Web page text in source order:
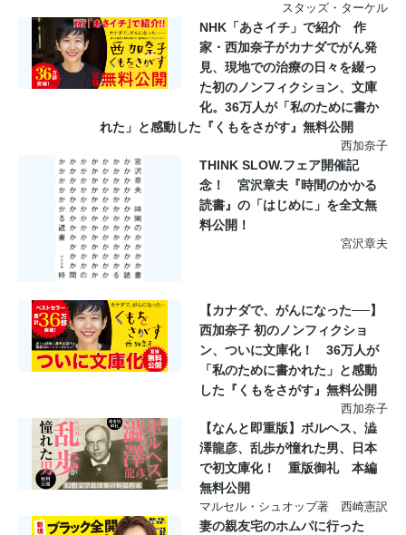
スタッズ・ターケル
NHK「あさイチ」で紹介 作
家・西加奈子がカナダでがん発
見、現地での治療の日々を綴っ
た初のノンフィクション、文庫
化。36万人が「私のために書か
れた」と感動した『くもをさがす』無料公開
西加奈子
THINK SLOW.フェア開催記
念！ 宮沢章夫『時間のかかる
読書』の「はじめに」を全文無
料公開！
宮沢章夫
【カナダで、がんになった──】
西加奈子 初のノンフィクショ
ン、ついに文庫化！ 36万人が
「私のために書かれた」と感動
した『くもをさがす』無料公開
西加奈子
【なんと即重版】ボルヘス、澁
澤龍彦、乱歩が憧れた男、日本
で初文庫化！ 重版御礼 本編
無料公開
マルセル・シュオッブ著 西崎憲訳
妻の親友宅のホムパに行った